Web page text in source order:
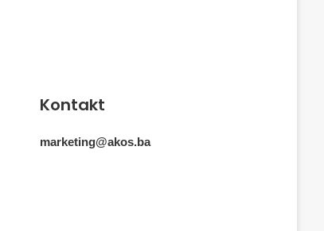
Kontakt
marketing@akos.ba